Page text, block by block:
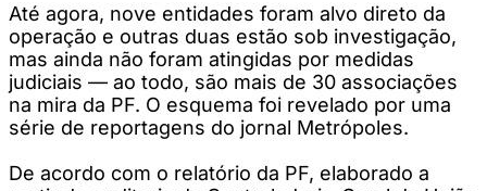
Até agora, nove entidades foram alvo direto da
operação e outras duas estão sob investigação,
mas ainda não foram atingidas por medidas
judiciais — ao todo, são mais de 30 associações
na mira da PF. O esquema foi revelado por uma
série de reportagens do jornal Metrópoles.
De acordo com o relatório da PF, elaborado a